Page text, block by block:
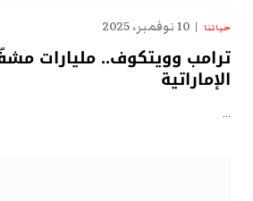
حياتنا 10 نوفمبر، 2025
ترامب وويتكوف.. مليارات
الإماراتية
…